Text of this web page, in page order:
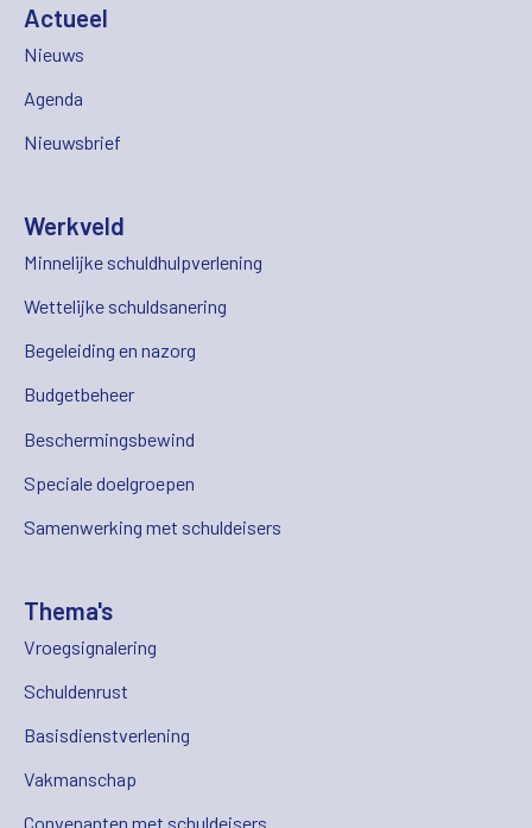
Actueel
Nieuws
Agenda
Nieuwsbrief
Werkveld
Minnelijke schuldhulpverlening
Wettelijke schuldsanering
Begeleiding en nazorg
Budgetbeheer
Beschermingsbewind
Speciale doelgroepen
Samenwerking met schuldeisers
Thema's
Vroegsignalering
Schuldenrust
Basisdienstverlening
Vakmanschap
Convenanten met schuldeisers